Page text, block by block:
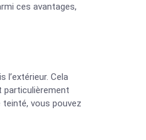
ces avantages,
l’extérieur. Cela
particulièrement
teinté, vous pouvez